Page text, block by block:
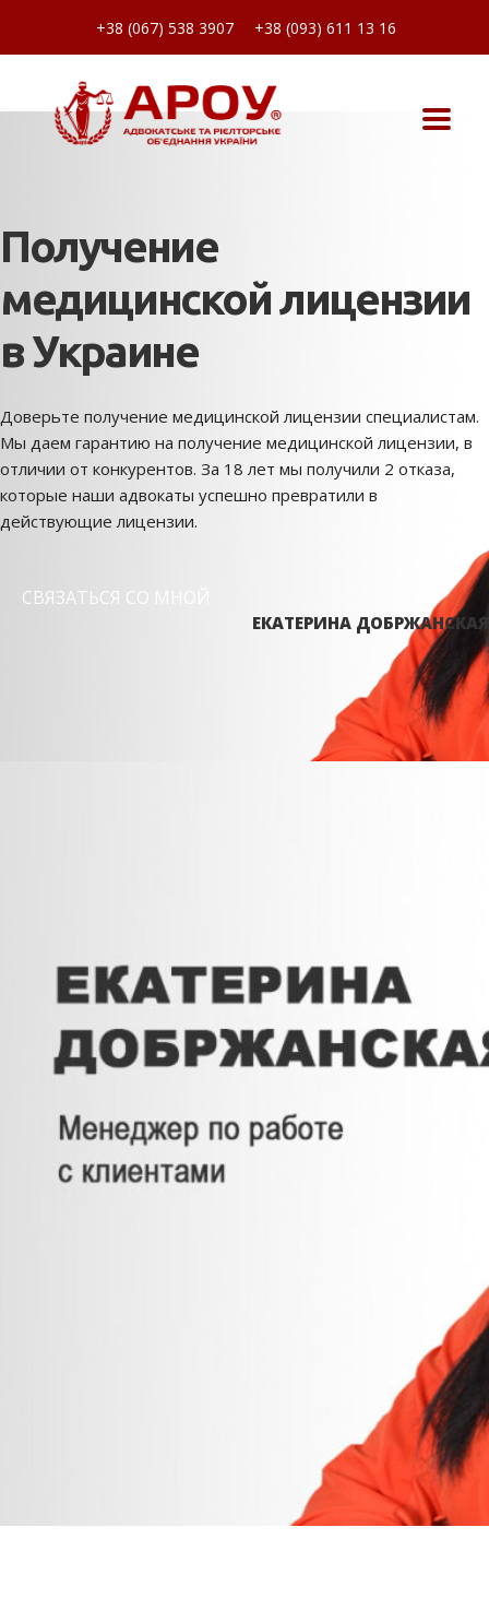
+38 (067) 538 3907 +38 (093) 611 13 16
Получение
медицинской лицензии
в Украине
Доверьте получение медицинской лицензии специалистам.
Мы даем гарантию на получение медицинской лицензии, в
отличии от конкурентов. За 18 лет мы получили 2 отказа,
которые наши адвокаты успешно превратили в
действующие лицензии.
СВЯЗАТЬСЯ СО МНОЙ
ЕКАТЕРИНА ДОБРЖАНСКАЯ